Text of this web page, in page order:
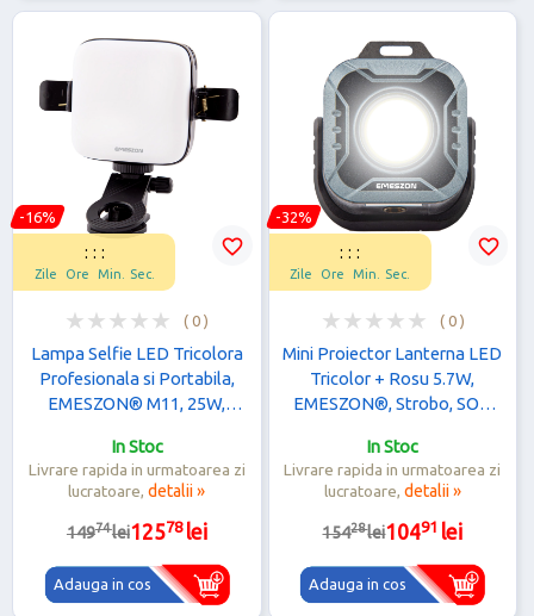
-16%
Lampa Selfie LED Tricolora
Profesionala si Portabila,
EMESZON® M11, 25W,
9900K, Acumulator 2000
mAh, negru
: : :
Zile Ore Min. Sec.
In Stoc
Livrare rapida in urmatoarea zi
lucratoare, detalii »
14974lei12578 lei
Adauga in cos
( 0 )
favorite_border
-32%
Mini Proiector Lanterna LED
Tricolor + Rosu 5.7W,
EMESZON®, Strobo, SOS,
1/4 inch, albastru-negru
: : :
Zile Ore Min. Sec.
In Stoc
Livrare rapida in urmatoarea zi
lucratoare, detalii »
15428lei10491 lei
Adauga in cos
( 0 )
favorite_border